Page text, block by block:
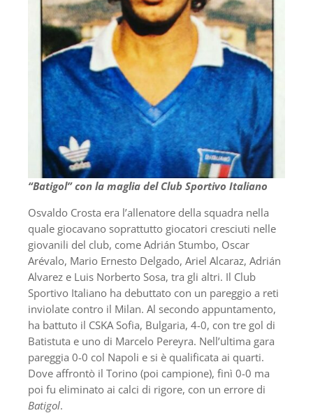
“Batigol” con la maglia del Club Sportivo Italiano
Osvaldo Crosta era l’allenatore della squadra nella
quale giocavano soprattutto giocatori cresciuti nelle
giovanili del club, come Adrián Stumbo, Oscar
Arévalo, Mario Ernesto Delgado, Ariel Alcaraz, Adrián
Alvarez e Luis Norberto Sosa, tra gli altri. Il Club
Sportivo Italiano ha debuttato con un pareggio a reti
inviolate contro il Milan. Al secondo appuntamento,
ha battuto il CSKA Sofia, Bulgaria, 4-0, con tre gol di
Batistuta e uno di Marcelo Pereyra. Nell’ultima gara
pareggia 0-0 col Napoli e si è qualificata ai quarti.
Dove affrontò il Torino (poi campione), finì 0-0 ma
poi fu eliminato ai calci di rigore, con un errore di
Batigol.